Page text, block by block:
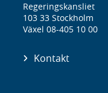
Regeringskansliet
103 33 Stockholm
Växel 08-405 10 00
Kontakt